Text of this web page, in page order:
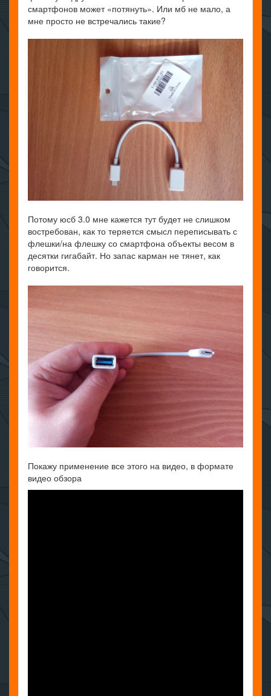
смартфонов может «потянуть». Или мб не мало, а
мне просто не встречались такие?
Потому юсб 3.0 мне кажется тут будет не слишком
востребован, как то теряется смысл переписывать с
флешки/на флешку со смартфона объекты весом в
десятки гигабайт. Но запас карман не тянет, как
говорится.
Покажу применение все этого на видео, в формате
видео обзора